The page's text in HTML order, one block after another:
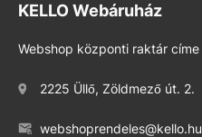
KELLO Webáruház
Webshop központi raktár címe
2225 Üllő, Zöldmező út. 2.
webshoprendeles@kello.hu